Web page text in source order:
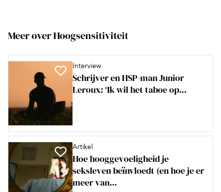
Meer over Hoogsensitiviteit
Interview
Schrijver en HSP-man Junior
Leroux: ‘Ik wil het taboe op...
Artikel
Hoe hooggevoeligheid je
seksleven beïnvloedt (en hoe je er
meer van...